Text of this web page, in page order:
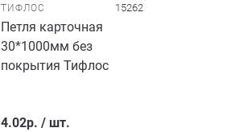
ТИФЛОС 15262
Петля карточная
30*1000мм без
покрытия Тифлос
4.02р. /шт.